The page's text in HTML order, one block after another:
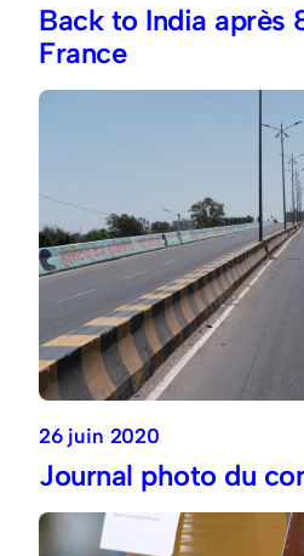
Back to India après
France
26 juin 2020
Journal photo du